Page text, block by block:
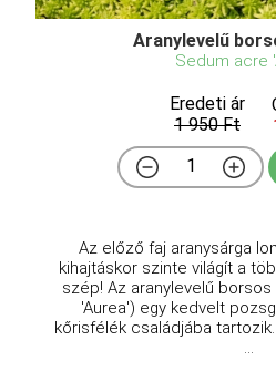
Aranylevelű
Sedum acre
Eredeti ár
1 950 Ft
Az előző faj aranysárga
kihajtáskor szinte világít a
szép! Az aranylevelű
'Aurea') egy kedvelt
kőrisfélék családjába
...